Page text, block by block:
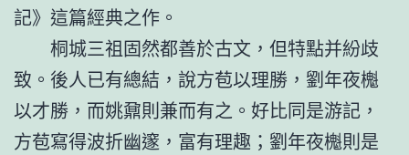
記》這篇經典之作。
桐城三祖固然都善於古文，但特點并紛歧
致。後人已有總結，說方苞以理勝，劉年夜櫆
以才勝，而姚鼐則兼而有之。好比同是游記，
方苞寫得波折幽邃，富有理趣；劉年夜櫆則是